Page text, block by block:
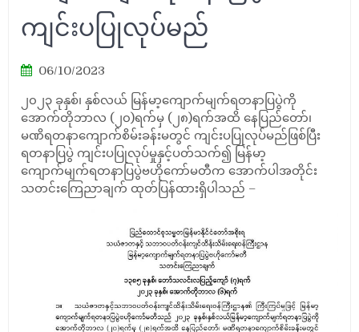
ကျင်းပပြုလုပ်မည်
06/10/2023
၂၀၂၃ ခုနှစ်၊ နှစ်လယ် မြန်မာ့ကျောက်မျက်ရတနာပြပွဲကို
အောက်တိုဘာလ (၂၀)ရက်မှ (၂၈)ရက်အထိ နေပြည်တော်၊
မဏိရတနာကျောက်စိမ်းခန်းမတွင် ကျင်းပပြုလုပ်မည်ဖြစ်ပြီး
ရတနာပြပွဲ ကျင်းပပြုလုပ်မှုနှင့်ပတ်သက်၍ မြန်မာ့
ကျောက်မျက်ရတနာပြပွဲဗဟိုကော်မတီက အောက်ပါအတိုင်း
သတင်းကြေညာချက် ထုတ်ပြန်ထားရှိပါသည် –